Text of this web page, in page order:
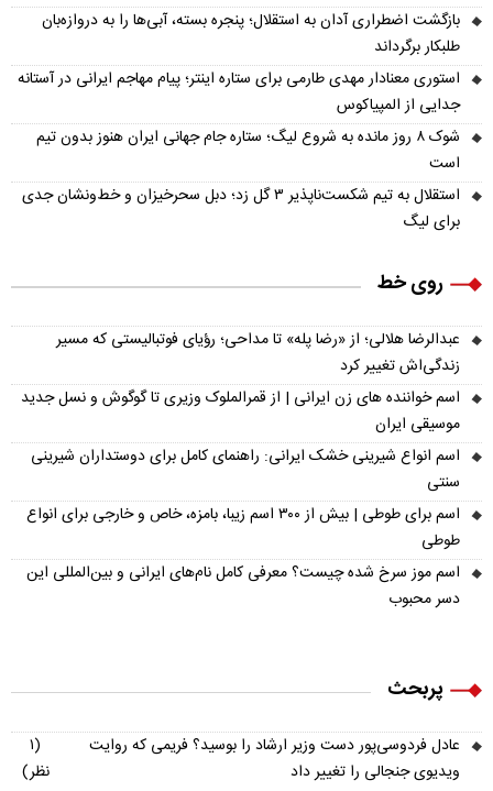
بازگشت اضطراری آدان به استقلال؛ پنجره بسته، آبی‌ها را به دروازه‌بان
طلبکار برگرداند
استوری معنادار مهدی طارمی برای ستاره اینتر؛ پیام مهاجم ایرانی در آستانه
جدایی از المپیاکوس
شوک ۸ روز مانده به شروع لیگ؛ ستاره جام جهانی ایران هنوز بدون تیم
است
استقلال به تیم شکست‌ناپذیر ۳ گل زد؛ دبل سحرخیزان و خط‌ونشان جدی
برای لیگ
روی خط
عبدالرضا هلالی؛ از «رضا پله» تا مداحی؛ رؤیای فوتبالیستی که مسیر
زندگی‌اش تغییر کرد
اسم خواننده های زن ایرانی | از قمرالملوک وزیری تا گوگوش و نسل جدید
موسیقی ایران
اسم انواع شیرینی خشک ایرانی: راهنمای کامل برای دوستداران شیرینی
سنتی
اسم برای طوطی | بیش از ۳۰۰ اسم زیبا، بامزه، خاص و خارجی برای انواع
طوطی
اسم موز سرخ شده چیست؟ معرفی کامل نام‌های ایرانی و بین‌المللی این
دسر محبوب
پربحث
عادل فردوسی‌پور دست وزیر ارشاد را بوسید؟ فریمی که روایت
ویدیوی جنجالی را تغییر داد
(۱
نظر)